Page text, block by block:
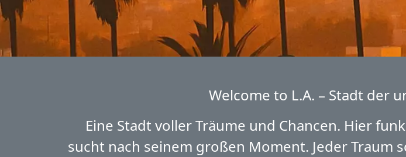
Welcome to L.A. – Stadt der
Eine Stadt voller Träume und Chancen. Hier
sucht nach seinem großen Moment. Jeder Traum